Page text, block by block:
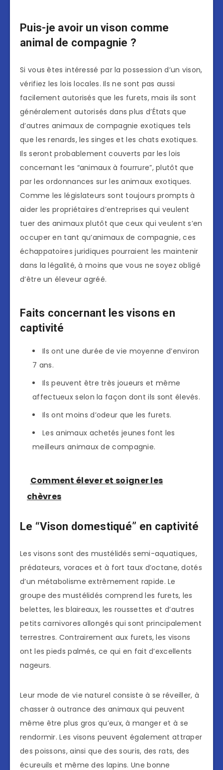
Puis-je avoir un vison comme
animal de compagnie ?
Si vous êtes intéressé par la possession d’un vison,
vérifiez les lois locales. Ils ne sont pas aussi
facilement autorisés que les furets, mais ils sont
généralement autorisés dans plus d’États que
d’autres animaux de compagnie exotiques tels
que les renards, les singes et les chats exotiques.
Ils seront probablement couverts par les lois
concernant les “animaux à fourrure”, plutôt que
par les ordonnances sur les animaux exotiques.
Comme les législateurs sont toujours prompts à
aider les propriétaires d’entreprises qui veulent
tuer des animaux plutôt que ceux qui veulent s’en
occuper en tant qu’animaux de compagnie, ces
échappatoires juridiques pourraient les maintenir
dans la légalité, à moins que vous ne soyez obligé
d’être un éleveur agréé.
Faits concernant les visons en
captivité
Ils ont une durée de vie moyenne d’environ
7 ans.
Ils peuvent être très joueurs et même
affectueux selon la façon dont ils sont élevés.
Ils ont moins d’odeur que les furets.
Les animaux achetés jeunes font les
meilleurs animaux de compagnie.
Comment élever et soigner les
chèvres
Le “Vison domestiqué” en captivité
Les visons sont des mustélidés semi-aquatiques,
prédateurs, voraces et à fort taux d’octane, dotés
d’un métabolisme extrêmement rapide. Le
groupe des mustélidés comprend les furets, les
belettes, les blaireaux, les roussettes et d’autres
petits carnivores allongés qui sont principalement
terrestres. Contrairement aux furets, les visons
ont les pieds palmés, ce qui en fait d’excellents
nageurs.
Leur mode de vie naturel consiste à se réveiller, à
chasser à outrance des animaux qui peuvent
même être plus gros qu’eux, à manger et à se
rendormir. Les visons peuvent également attraper
des poissons, ainsi que des souris, des rats, des
écureuils et même des lapins. Une bonne